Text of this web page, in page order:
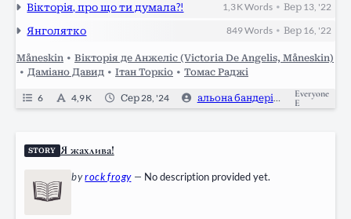
Вікторія, про що ти думала?! 1,3 KWords •Вер 13, '22
Янголятко 849Words •Вер 16, '22
Måneskin • Вікторія де Анжеліс (Victoria De Angelis, Måneskin)
• Даміано Давид • Ітан Торкіо • Томас Раджі
6 4,9 K Сер 28, '24 альона бандерівна 1
Everyone
E
STORY Я жахлива!
byrock frogy— No description provided yet.